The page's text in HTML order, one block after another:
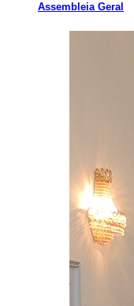
Assembleia Geral